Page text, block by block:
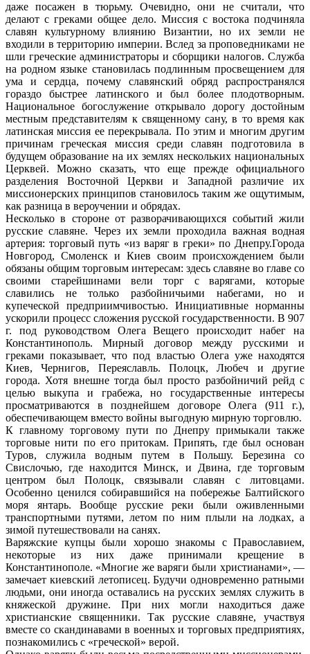
даже посажен в тюрьму. Очевидно, они не считали, что
делают с греками общее дело. Миссия с востока подчиняла
славян культурному влиянию Византии, но их земли не
входили в территорию империи. Вслед за проповедниками не
шли греческие администраторы и сборщики налогов. Служба
на родном языке становилась подлинным просвещением для
ума и сердца, почему славянский обряд распространялся
гораздо быстрее латинского и был более плодотворным.
Национальное богослужение открывало дорогу достойным
местным представителям к священному сану, в то время как
латинская миссия ее перекрывала. По этим и многим другим
причинам греческая миссия среди славян подготовила в
будущем образование на их землях нескольких национальных
Церквей. Можно сказать, что еще прежде официального
разделения Восточной Церкви и Западной различие их
миссионерских принципов становилось таким же ощутимым,
как разница в вероучении и обрядах.
Несколько в стороне от разворачивающихся событий жили
русские славяне. Через их земли проходила важная водная
артерия: торговый путь «из варяг в греки» по Днепру.Города
Новгород, Смоленск и Киев своим происхождением были
обязаны общим торговым интересам: здесь славяне во главе со
своими старейшинами вели торг с варягами, которые
славились не только разбойничьими набегами, но и
купеческой предприимчивостью. Инициативные норманны
ускорили процесс сложения русской государственности. В 907
г. под руководством Олега Вещего происходит набег на
Константинополь. Мирный договор между русскими и
греками показывает, что под властью Олега уже находятся
Киев, Чернигов, Переяславль. Полоцк, Любеч и другие
города. Хотя внешне тогда был просто разбойничий рейд с
целью выкупа и грабежа, но государственные интересы
просматриваются в позднейшем договоре Олега (911 г.),
обеспечивающем вместо войны выгодную мирную торговлю.
К главному торговому пути по Днепру примыкали также
торговые нити по его притокам. Припять, где был основан
Туров, служила водным путем в Польшу. Березина со
Свислочью, где находится Минск, и Двина, где торговым
центром был Полоцк, связывали славян с литовцами.
Особенно ценился собиравшийся на побережье Балтийского
моря янтарь. Вообще русские реки были оживленными
транспортными путями, летом по ним плыли на лодках, а
зимой путешествовали на санях.
Варяжские купцы были хорошо знакомы с Православием,
некоторые из них даже принимали крещение в
Константинополе. «Многие же варяги были христианами», —
замечает киевский летописец. Будучи одновременно ратными
людьми, они иногда оставались на русских землях служить в
княжеской дружине. При них могли находиться даже
христианские священники. Так русские славяне, участвуя
вместе со скандинавами в военных и торговых предприятиях,
познакомились с «греческой» верой.